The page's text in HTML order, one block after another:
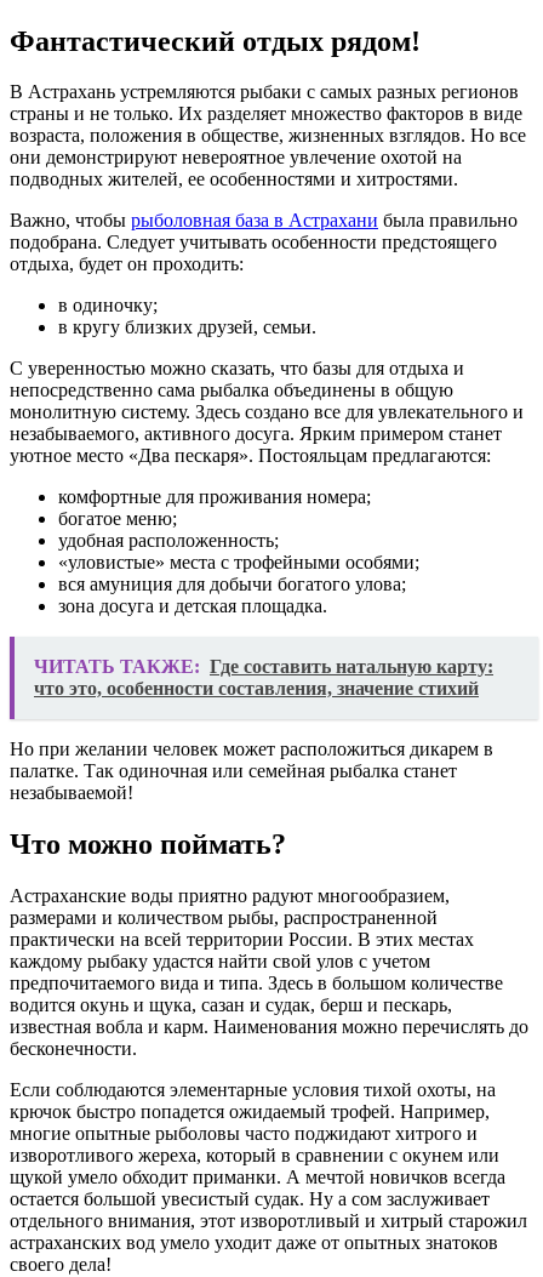
Фантастический отдых рядом!
В Астрахань устремляются рыбаки с самых разных регионов
страны и не только. Их разделяет множество факторов в виде
возраста, положения в обществе, жизненных взглядов. Но все
они демонстрируют невероятное увлечение охотой на
подводных жителей, ее особенностями и хитростями.
Важно, чтобы рыболовная база в Астрахани была правильно
подобрана. Следует учитывать особенности предстоящего
отдыха, будет он проходить:
в одиночку;
в кругу близких друзей, семьи.
С уверенностью можно сказать, что базы для отдыха и
непосредственно сама рыбалка объединены в общую
монолитную систему. Здесь создано все для увлекательного и
незабываемого, активного досуга. Ярким примером станет
уютное место «Два пескаря». Постояльцам предлагаются:
комфортные для проживания номера;
богатое меню;
удобная расположенность;
«уловистые» места с трофейными особями;
вся амуниция для добычи богатого улова;
зона досуга и детская площадка.
ЧИТАТЬ ТАКЖЕ: Где составить натальную карту:
что это, особенности составления, значение стихий
Но при желании человек может расположиться дикарем в
палатке. Так одиночная или семейная рыбалка станет
незабываемой!
Что можно поймать?
Астраханские воды приятно радуют многообразием,
размерами и количеством рыбы, распространенной
практически на всей территории России. В этих местах
каждому рыбаку удастся найти свой улов с учетом
предпочитаемого вида и типа. Здесь в большом количестве
водится окунь и щука, сазан и судак, берш и пескарь,
известная вобла и карм. Наименования можно перечислять до
бесконечности.
Если соблюдаются элементарные условия тихой охоты, на
крючок быстро попадется ожидаемый трофей. Например,
многие опытные рыболовы часто поджидают хитрого и
изворотливого жереха, который в сравнении с окунем или
щукой умело обходит приманки. А мечтой новичков всегда
остается большой увесистый судак. Ну а сом заслуживает
отдельного внимания, этот изворотливый и хитрый старожил
астраханских вод умело уходит даже от опытных знатоков
своего дела!